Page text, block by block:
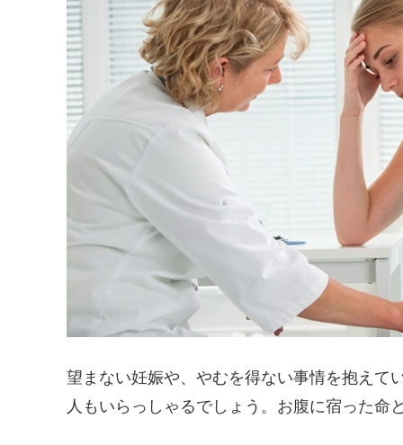
望まない妊娠や、やむを得ない事情を抱えて
人もいらっしゃるでしょう。お腹に宿った命